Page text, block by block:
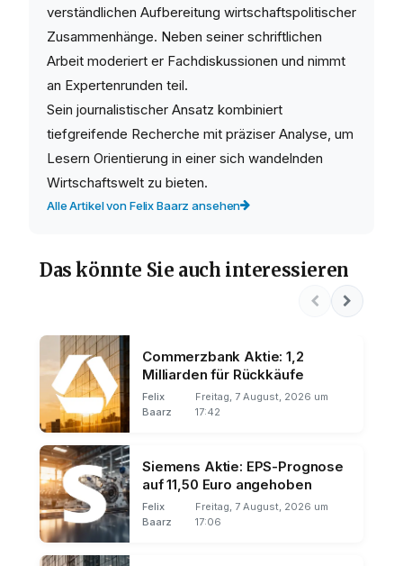
verständlichen Aufbereitung wirtschaftspolitischer
Zusammenhänge. Neben seiner schriftlichen
Arbeit moderiert er Fachdiskussionen und nimmt
an Expertenrunden teil.
Sein journalistischer Ansatz kombiniert
tiefgreifende Recherche mit präziser Analyse, um
Lesern Orientierung in einer sich wandelnden
Wirtschaftswelt zu bieten.
Alle Artikel von Felix Baarz ansehen
Das könnte Sie auch interessieren
Commerzbank Aktie: 1,2
Milliarden für Rückkäufe
Felix
Baarz
Freitag, 7 August, 2026 um
17:42
Siemens Aktie: EPS-Prognose
auf 11,50 Euro angehoben
Felix
Baarz
Freitag, 7 August, 2026 um
17:06